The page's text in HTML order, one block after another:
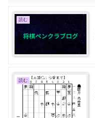
読む
読む